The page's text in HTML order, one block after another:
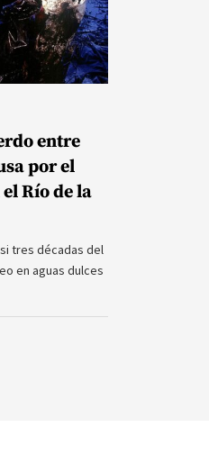
entre
por el
Río de la
tres décadas del
en aguas dulces